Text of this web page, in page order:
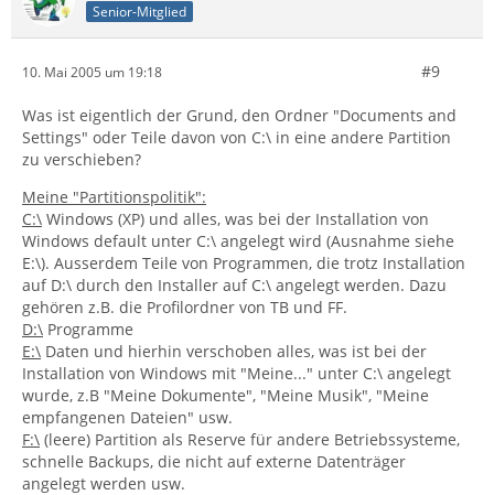
Senior-Mitglied
10. Mai 2005 um 19:18 #9
Was ist eigentlich der Grund, den Ordner "Documents and
Settings" oder Teile davon von C:\ in eine andere Partition
zu verschieben?
Meine "Partitionspolitik":
C:\ Windows (XP) und alles, was bei der Installation von
Windows default unter C:\ angelegt wird (Ausnahme siehe
E:\). Ausserdem Teile von Programmen, die trotz Installation
auf D:\ durch den Installer auf C:\ angelegt werden. Dazu
gehören z.B. die Profilordner von TB und FF.
D:\ Programme
E:\ Daten und hierhin verschoben alles, was ist bei der
Installation von Windows mit "Meine..." unter C:\ angelegt
wurde, z.B "Meine Dokumente", "Meine Musik", "Meine
empfangenen Dateien" usw.
F:\ (leere) Partition als Reserve für andere Betriebssysteme,
schnelle Backups, die nicht auf externe Datenträger
angelegt werden usw.